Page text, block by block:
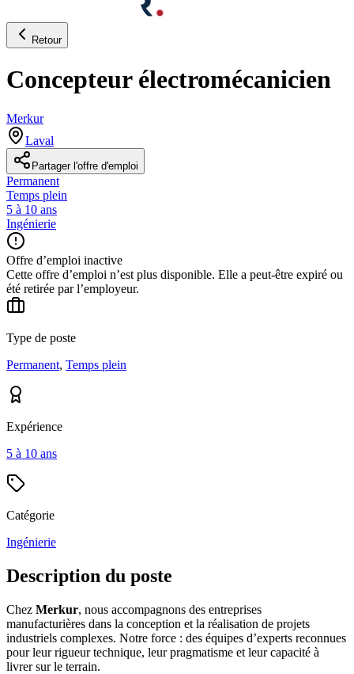
Retour
Concepteur électromécanicien
Merkur
Laval
Partager l'offre d'emploi
Permanent
Temps plein
5 à 10 ans
Ingénierie
Offre d’emploi inactive
Cette offre d’emploi n’est plus disponible. Elle a peut-être expiré ou
été retirée par l’employeur.
Type de poste
Permanent, Temps plein
Expérience
5 à 10 ans
Catégorie
Ingénierie
Description du poste
Chez Merkur, nous accompagnons des entreprises
manufacturières dans la conception et la réalisation de projets
industriels complexes. Notre force : des équipes d’experts reconnues
pour leur rigueur technique, leur pragmatisme et leur capacité à
livrer sur le terrain.